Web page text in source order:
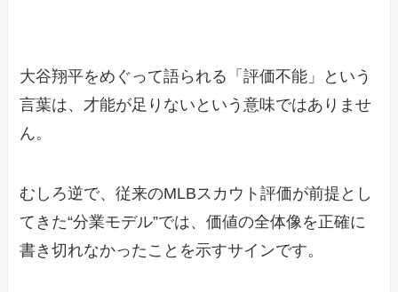
大谷翔平をめぐって語られる「評価不能」という
言葉は、才能が足りないという意味ではありませ
ん。
むしろ逆で、従来のMLBスカウト評価が前提とし
てきた“分業モデル”では、価値の全体像を正確に
書き切れなかったことを示すサインです。